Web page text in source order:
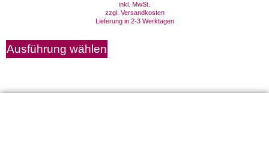
inkl. MwSt.
zzgl. Versandkosten
Lieferung in 2-3 Werktagen
Ausführung wählen